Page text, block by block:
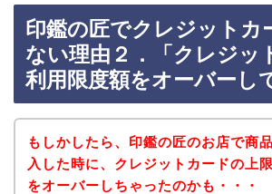
印鑑の匠でクレジットカ
ない理由２．「クレジッ
利用限度額をオーバーし
もしかしたら、印鑑の匠のお店で商
入した時に、クレジットカードの上
をオーバーしちゃったのかも・・・